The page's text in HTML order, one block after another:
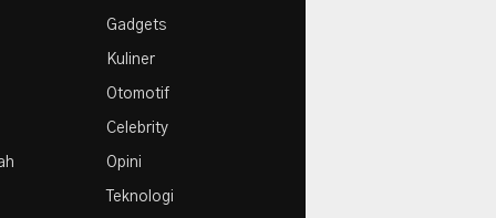
Gadgets
Kuliner
Otomotif
Celebrity
Opini
Teknologi